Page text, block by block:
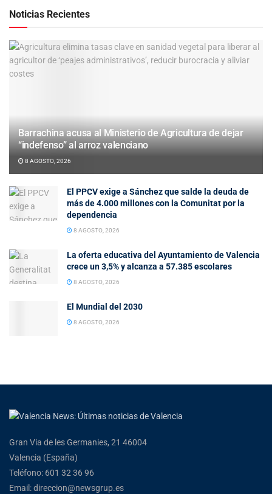
Noticias Recientes
Barrachina acusa al Ministerio de Agricultura de dejar
“indefenso” al arroz valenciano
8 AGOSTO, 2026
El PPCV exige a Sánchez que salde la deuda de
más de 4.000 millones con la Comunitat por la
dependencia
8 AGOSTO, 2026
La oferta educativa del Ayuntamiento de Valencia
crece un 3,5% y alcanza a 57.385 escolares
8 AGOSTO, 2026
El Mundial del 2030
8 AGOSTO, 2026
Gran Via de les Germanies, 21 46004
Valencia (España)
Teléfono: 601 32 36 96
Email: direccion@newsgrup.es